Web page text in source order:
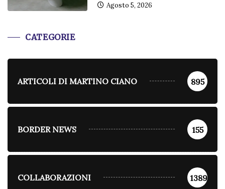
Agosto 5, 2026
CATEGORIE
ARTICOLI DI MARTINO CIANO 895
BORDER NEWS 155
COLLABORAZIONI 1389